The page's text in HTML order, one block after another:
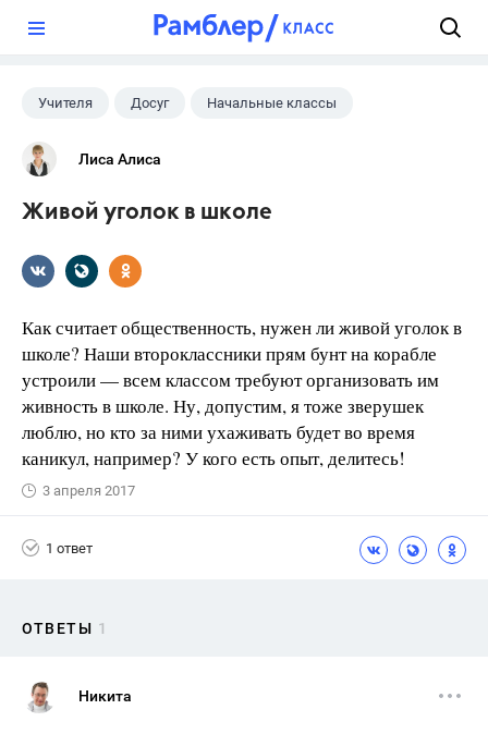
Учителя Досуг Начальные классы
Лиса Алиса
Живой уголок в школе
Как считает общественность, нужен ли живой уголок в
школе? Наши второклассники прям бунт на корабле
устроили — всем классом требуют организовать им
живность в школе. Ну, допустим, я тоже зверушек
люблю, но кто за ними ухаживать будет во время
каникул, например? У кого есть опыт, делитесь!
3 апреля 2017
1 ответ
ОТВЕТЫ 1
Никита